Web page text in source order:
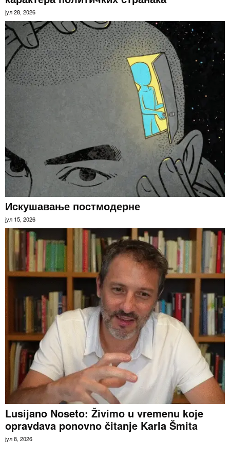
јул 28, 2026
Искушавање постмодерне
јул 15, 2026
Lusijano Noseto: Živimo u vremenu koje
opravdava ponovno čitanje Karla Šmita
јул 8, 2026